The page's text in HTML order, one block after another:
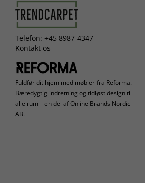
Telefon: +45 8987-4347
Kontakt os
Fuldfør dit hjem med møbler fra Reforma.
Bæredygtig indretning og tidløst design til
alle rum – en del af Online Brands Nordic
AB.